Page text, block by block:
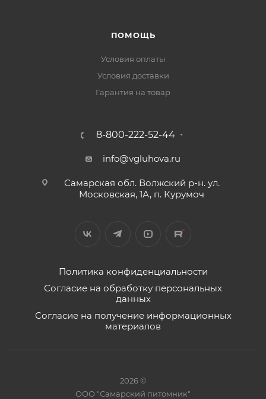
ПОМОЩЬ
Условия оплаты
Условия доставки
Гарантия на товар
8-800-222-52-44
info@vgluhova.ru
Самарская обл. Волжский р-н. ул.
Московская, 1А, п. Курумоч
Политика конфиденциальности
Согласие на обработку персональных
данных
Согласие на получение информационных
материалов
2026 ©
ООО "Самарский питомник"